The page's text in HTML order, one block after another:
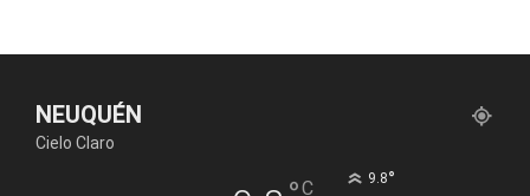
NEUQUÉN
Cielo Claro
C 9.8°